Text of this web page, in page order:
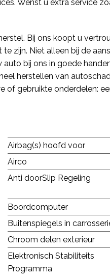
Wenst u extra service
Bij ons koopt u
zijn. Niet alleen bij de
bij ons in goede
herstellen van
of gebruikte onderdelen:
Airbag(s) hoofd voor
Airco
Anti doorSlip Regeling
Boordcomputer
Buitenspiegels in
Chroom delen exterieur
Elektronisch Stabiliteits
Programma